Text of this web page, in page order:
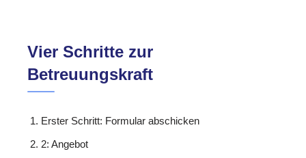
Vier Schritte zur
Betreuungskraft
Erster Schritt: Formular abschicken
2: Angebot